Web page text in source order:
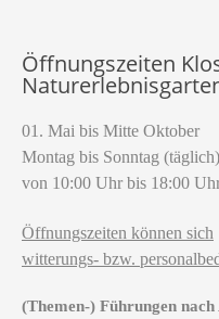
Öffnungszeiten
01. Mai bis Mitte Oktober
Montag bis Sonntag (täglich)
von 10:00 Uhr bis 18:00
Öffnungszeiten können sich
witterungs- bzw.
(Themen-) Führungen